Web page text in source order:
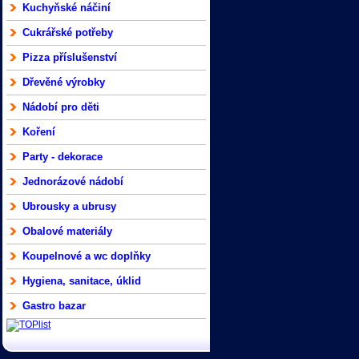
Kuchyňské náčiní
Cukrářské potřeby
Pizza příslušenství
Dřevěné výrobky
Nádobí pro děti
Koření
Party - dekorace
Jednorázové nádobí
Ubrousky a ubrusy
Obalové materiály
Koupelnové a wc doplňky
Hygiena, sanitace, úklid
Gastro bazar